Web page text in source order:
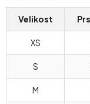
Velikost
XS
S
M